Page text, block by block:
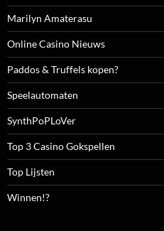
Marilyn Amaterasu
Online Casino Nieuws
Paddos & Truffels kopen?
Speelautomaten
SynthPoPLoVer
Top 3 Casino Gokspellen
Top Lijsten
Winnen!?